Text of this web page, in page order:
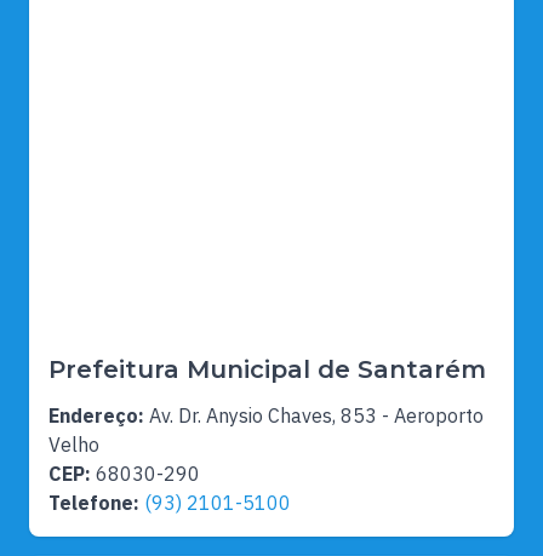
Prefeitura Municipal de Santarém
Endereço: Av. Dr. Anysio Chaves, 853 - Aeroporto
Velho
CEP: 68030-290
Telefone: (93) 2101-5100